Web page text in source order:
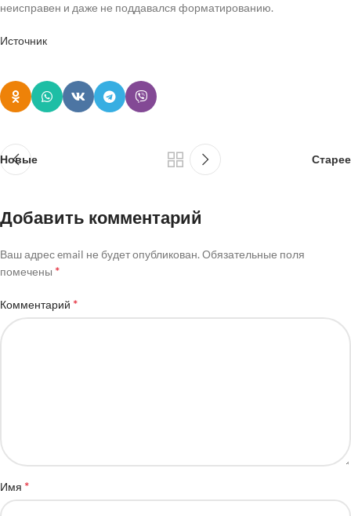
неисправен и даже не поддавался форматированию.
Источник
Новые Старее
Добавить комментарий
Ваш адрес email не будет опубликован. Обязательные поля
помечены *
Комментарий *
Имя *